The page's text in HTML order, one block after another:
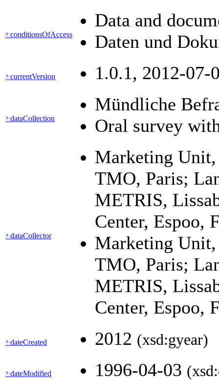
?:conditionsOfAccess
Data and
Daten und
?:currentVersion 1.0.1, 2012-
?:dataCollection
Mündliche
Oral survey
?:dataCollector
Marketing
TMO, Paris;
METRIS,
Center, Espoo,
Marketing
TMO, Paris;
METRIS,
Center, Espoo,
?:dateCreated 2012 (xsd:gyear)
?:dateModified 1996-04-03